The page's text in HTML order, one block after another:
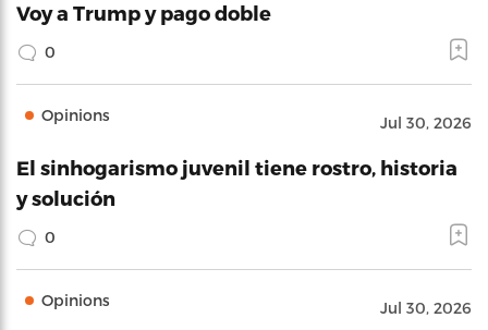
Voy a Trump y pago doble
0
Opinions Jul 30, 2026
El sinhogarismo juvenil tiene rostro, historia
y solución
0
Opinions Jul 30, 2026